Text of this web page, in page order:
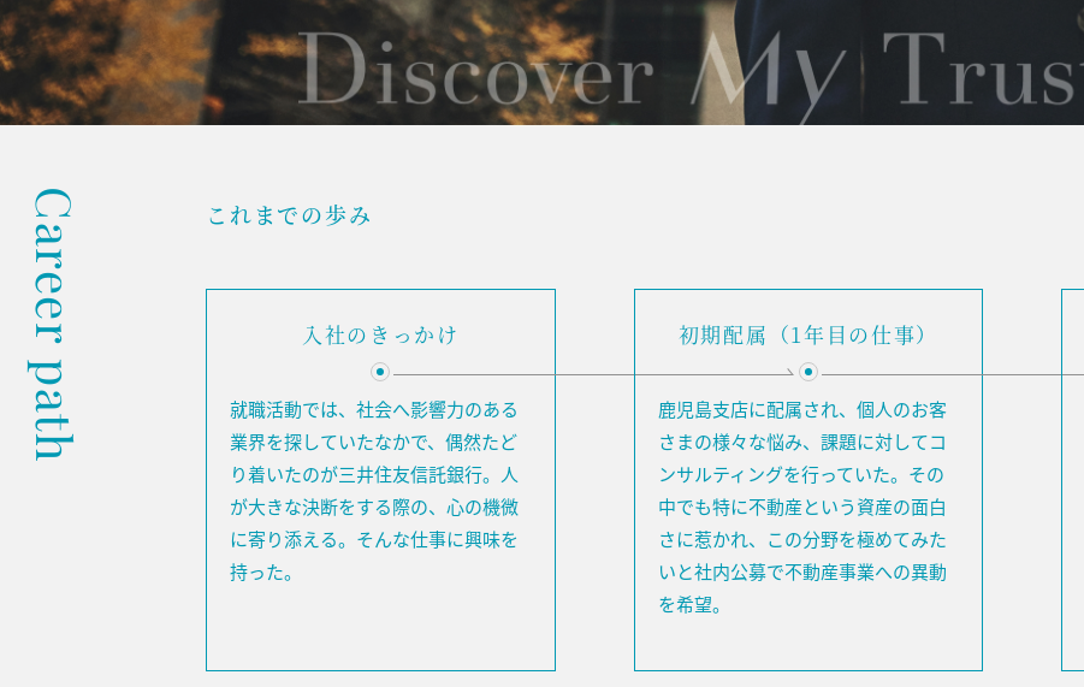
Career path これまでの歩み
入社のきっかけ
就職活動では、社会へ影響力のある
業界を探していたなかで、偶然たど
り着いたのが三井住友信託銀行。人
が大きな決断をする際の、心の機微
に寄り添える。そんな仕事に興味を
持った。
初期配属（1年目の仕事）
鹿児島支店に配属され、個人のお客
さまの様々な悩み、課題に対してコ
ンサルティングを行っていた。その
中でも特に不動産という資産の面白
さに惹かれ、この分野を極めてみた
いと社内公募で不動産事業への異動
を希望。